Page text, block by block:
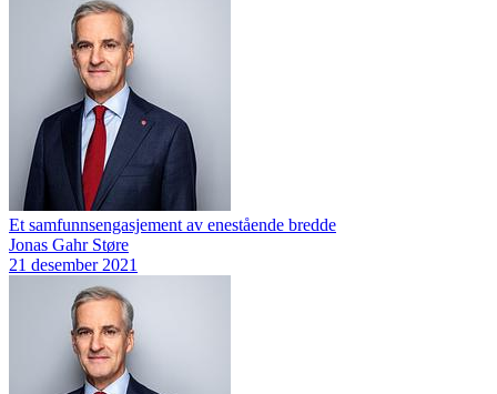
Et samfunnsengasjement av enestående bredde
Jonas Gahr Støre
21 desember 2021